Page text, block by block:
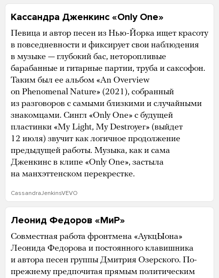
Кассандра Дженкинс «Only One»
Певица и автор песен из Нью-Йорка ищет красоту
в повседневности и фиксирует свои наблюдения
в музыке — глубокий бас, неторопливые
барабанные и гитарные партии, труба и саксофон.
Таким был ее альбом «An Overview
on Phenomenal Nature» (2021), собранный
из разговоров с самыми близкими и случайными
знакомцами. Сингл «Only One» с будущей
пластинки «My Light, My Destroyer» (выйдет
12 июля) звучит как логичное продолжение
предыдущей работы. Музыка, как и сама
Дженкинс в клипе «Only One», застыла
на манхэттенском перекрестке.
CassandraJenkinsVEVO
Леонид Федоров «МиР»
Совместная работа фронтмена «АукцЫона»
Леонида Федорова и постоянного клавишника
и автора песен группы Дмитрия Озерского. По-
прежнему предпочитая прямым политическим